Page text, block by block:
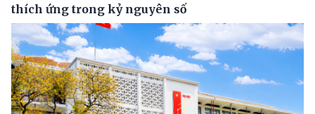
thích ứng trong kỷ nguyên số